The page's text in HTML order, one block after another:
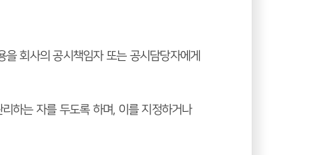
회사의 공시책임자 또는 공시담당자에게
하는 자를 두도록 하며, 이를 지정하거나